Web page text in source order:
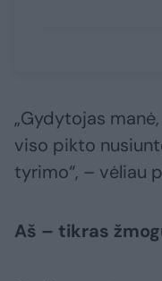
„Gydytojas
viso pikto
tyrimo“, – vėliau
Aš – tikras